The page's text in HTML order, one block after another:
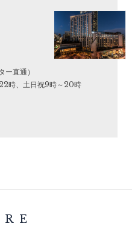
直通）
時、土日祝9時～20時